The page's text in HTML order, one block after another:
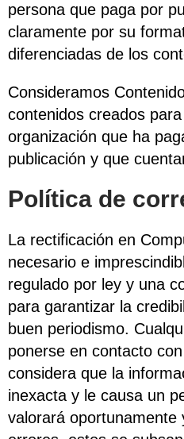
persona que paga por
claramente por su
diferenciadas de los
Consideramos
contenidos creados
organización que ha
publicación y que
Política de
La rectificación en
necesario e
regulado por ley y una
para garantizar la
buen periodismo.
ponerse en contacto
considera que la
inexacta y le causa un
valorará oportunamente